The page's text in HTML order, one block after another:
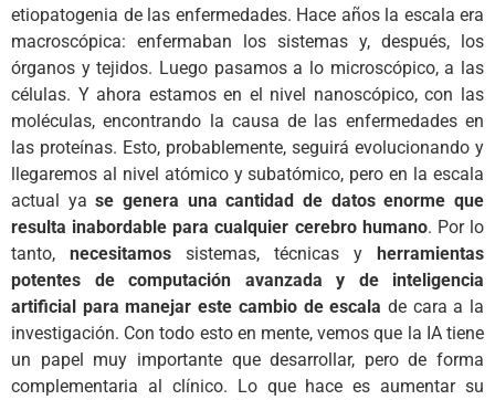
etiopatogenia de las enfermedades. Hace años la escala era
macroscópica: enfermaban los sistemas y, después, los
órganos y tejidos. Luego pasamos a lo microscópico, a las
células. Y ahora estamos en el nivel nanoscópico, con las
moléculas, encontrando la causa de las enfermedades en
las proteínas. Esto, probablemente, seguirá evolucionando y
llegaremos al nivel atómico y subatómico, pero en la escala
actual yase genera una cantidad de datos enorme que
resulta inabordable para cualquier cerebro humano. Por lo
tanto, necesitamos sistemas, técnicas y herramientas
potentes
de computación avanzada y de inteligencia
artificial para manejar este cambio de escala de cara a la
investigación. Con todo esto en mente, vemos que la IA tiene
un papel muy importante que desarrollar, pero de forma
complementaria al clínico. Lo que hace es aumentar su